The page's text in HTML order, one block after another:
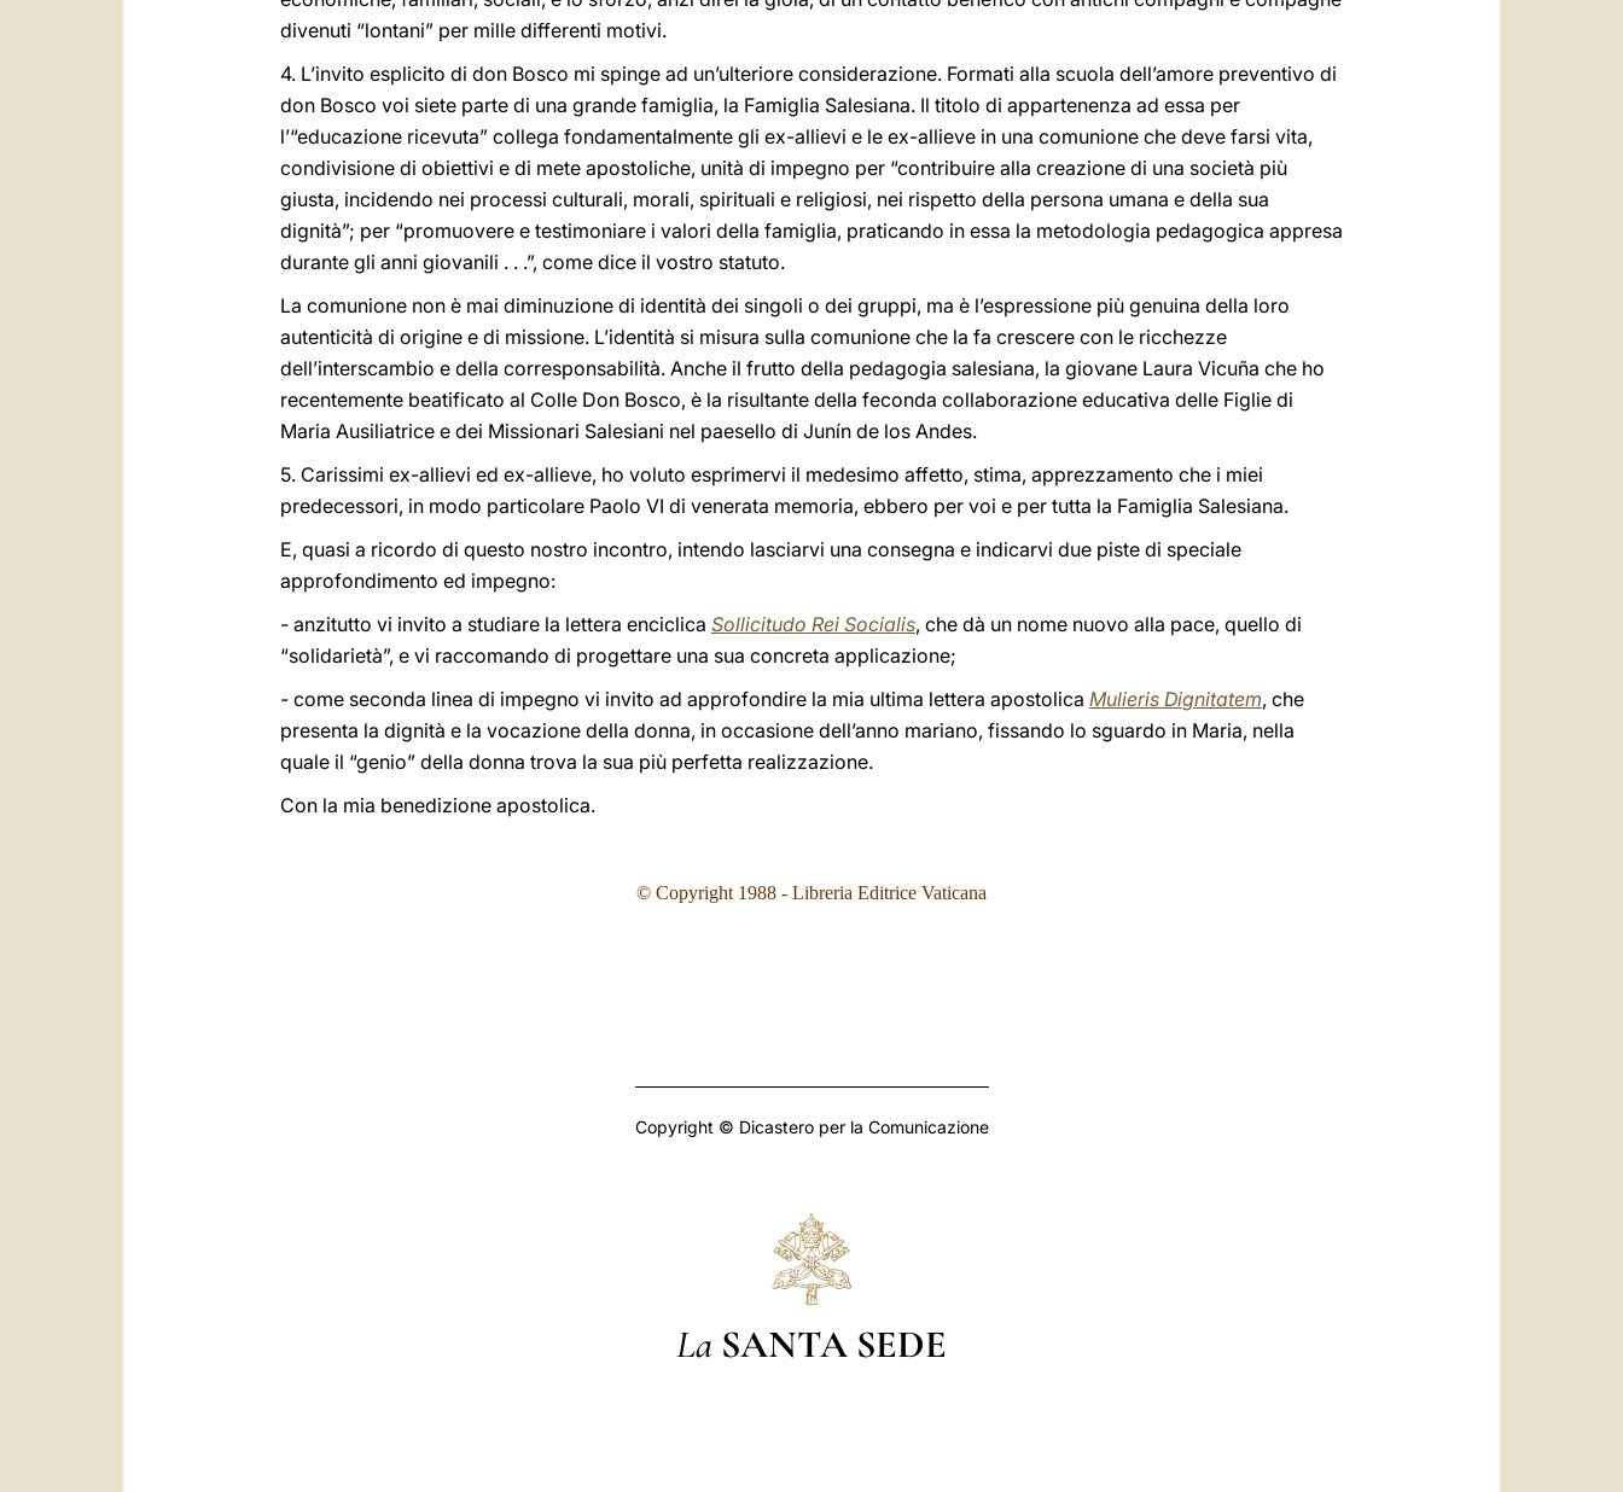
divenuti “lontani” per mille differenti motivi.
4. L’invito esplicito di don Bosco mi spinge ad un’ulteriore considerazione. Formati alla scuola dell’amore preventivo di
don Bosco voi siete parte di una grande famiglia, la Famiglia Salesiana. Il titolo di appartenenza ad essa per
l’“educazione ricevuta” collega fondamentalmente gli ex-allievi e le ex-allieve in una comunione che deve farsi vita,
condivisione di obiettivi e di mete apostoliche, unità di impegno per “contribuire alla creazione di una società più
giusta, incidendo nei processi culturali, morali, spirituali e religiosi, nei rispetto della persona umana e della sua
dignità”; per “promuovere e testimoniare i valori della famiglia, praticando in essa la metodologia pedagogica appresa
durante gli anni giovanili . . .”, come dice il vostro statuto.
La comunione non è mai diminuzione di identità dei singoli o dei gruppi, ma è l’espressione più genuina della loro
autenticità di origine e di missione. L’identità si misura sulla comunione che la fa crescere con le ricchezze
dell’interscambio e della corresponsabilità. Anche il frutto della pedagogia salesiana, la giovane Laura Vicuña che ho
recentemente beatificato al Colle Don Bosco, è la risultante della feconda collaborazione educativa delle Figlie di
Maria Ausiliatrice e dei Missionari Salesiani nel paesello di Junín de los Andes.
5. Carissimi ex-allievi ed ex-allieve, ho voluto esprimervi il medesimo affetto, stima, apprezzamento che i miei
predecessori, in modo particolare Paolo VI di venerata memoria, ebbero per voi e per tutta la Famiglia Salesiana.
E, quasi a ricordo di questo nostro incontro, intendo lasciarvi una consegna e indicarvi due piste di speciale
approfondimento ed impegno:
- anzitutto vi invito a studiare la lettera enciclica Sollicitudo Rei Socialis, che dà un nome nuovo alla pace, quello di
“solidarietà”, e vi raccomando di progettare una sua concreta applicazione;
- come seconda linea di impegno vi invito ad approfondire la mia ultima lettera apostolica Mulieris Dignitatem, che
presenta la dignità e la vocazione della donna, in occasione dell’anno mariano, fissando lo sguardo in Maria, nella
quale il “genio” della donna trova la sua più perfetta realizzazione.
Con la mia benedizione apostolica.
© Copyright 1988 - Libreria Editrice Vaticana
Copyright © Dicastero per la Comunicazione
La SANTA SEDE